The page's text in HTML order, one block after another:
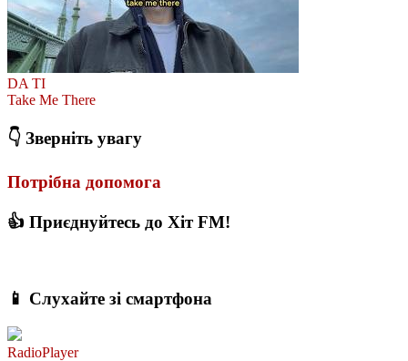
DA TI
Take Me There
👇 Зверніть увагу
Потрібна допомога
👍 Приєднуйтесь до Хіт FM!
📱 Слухайте зі смартфона
RadioPlayer